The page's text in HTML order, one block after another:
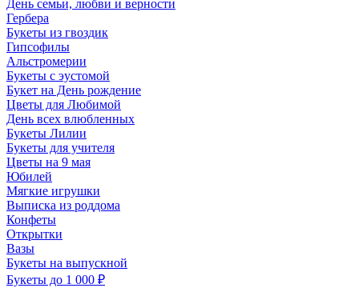
День семьи, любви и верности
Гербера
Букеты из гвоздик
Гипсофилы
Альстромерии
Букеты с эустомой
Букет на День рождение
Цветы для Любимой
День всех влюбленных
Букеты Лилии
Букеты для учителя
Цветы на 9 мая
Юбилей
Мягкие игрушки
Выписка из роддома
Конфеты
Открытки
Вазы
Букеты на выпускной
Букеты до 1 000 ₽